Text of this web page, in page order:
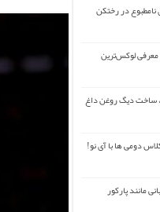
در رختکن
معرفی لوکس‌ترین
، ساخت دیگ روغن داغ
دومی ها با آی نو!